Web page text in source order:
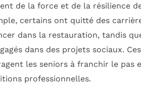
de la force et de la résilience
certains ont quitté des
dans la restauration, tandis
dans des projets sociaux.
les seniors à franchir le pas
professionnelles.